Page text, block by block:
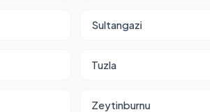
Sultangazi
Tuzla
Zeytinburnu